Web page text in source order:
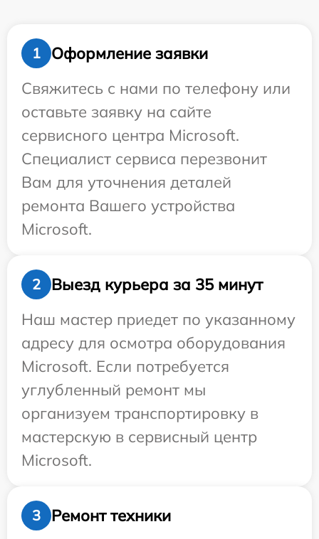
1
Оформление заявки
Свяжитесь с нами по телефону или
оставьте заявку на сайте
сервисного центра Microsoft.
Специалист сервиса перезвонит
Вам для уточнения деталей
ремонта Вашего устройства
Microsoft.
2
Выезд курьера за 35 минут
Наш мастер приедет по указанному
адресу для осмотра оборудования
Microsoft. Если потребуется
углубленный ремонт мы
организуем транспортировку в
мастерскую в сервисный центр
Microsoft.
3
Ремонт техники